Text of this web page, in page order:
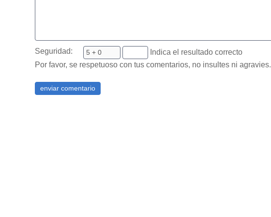
Seguridad:
Indica el resultado correcto
Por favor, se respetuoso con tus comentarios, no insultes ni agravies.